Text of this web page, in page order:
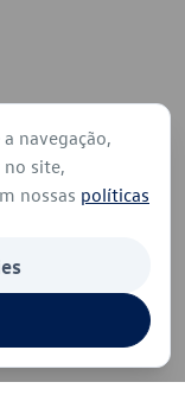
navegação,
site,
nossas políticas